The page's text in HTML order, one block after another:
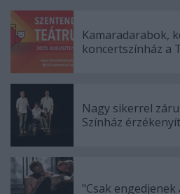
Kamaradarabok,
koncertszínház a
Nagy sikerrel
Színház
"Csak